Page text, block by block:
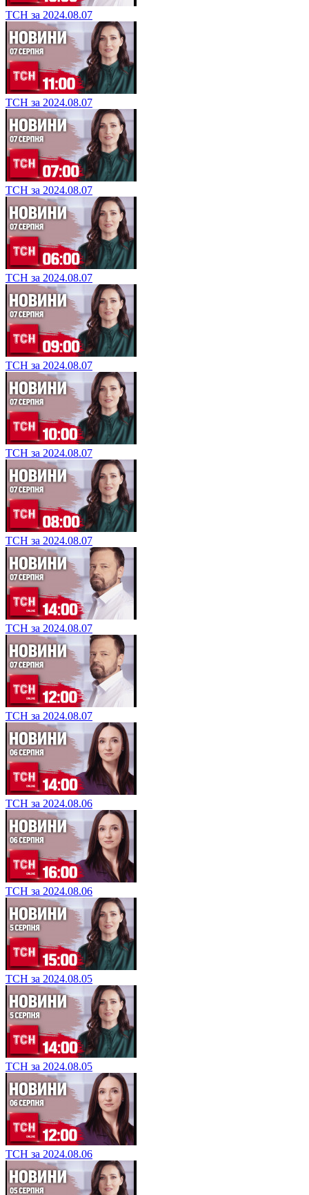
ТСН за 2024.08.07
ТСН за 2024.08.07
ТСН за 2024.08.07
ТСН за 2024.08.07
ТСН за 2024.08.07
ТСН за 2024.08.07
ТСН за 2024.08.07
ТСН за 2024.08.07
ТСН за 2024.08.07
ТСН за 2024.08.06
ТСН за 2024.08.06
ТСН за 2024.08.05
ТСН за 2024.08.05
ТСН за 2024.08.06